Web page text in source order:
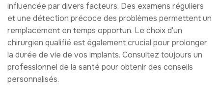
influencée par divers facteurs. Des examens réguliers
et une détection précoce des problèmes permettent un
remplacement en temps opportun. Le choix d'un
chirurgien qualifié est également crucial pour prolonger
la durée de vie de vos implants. Consultez toujours un
professionnel de la santé pour obtenir des conseils
personnalisés.